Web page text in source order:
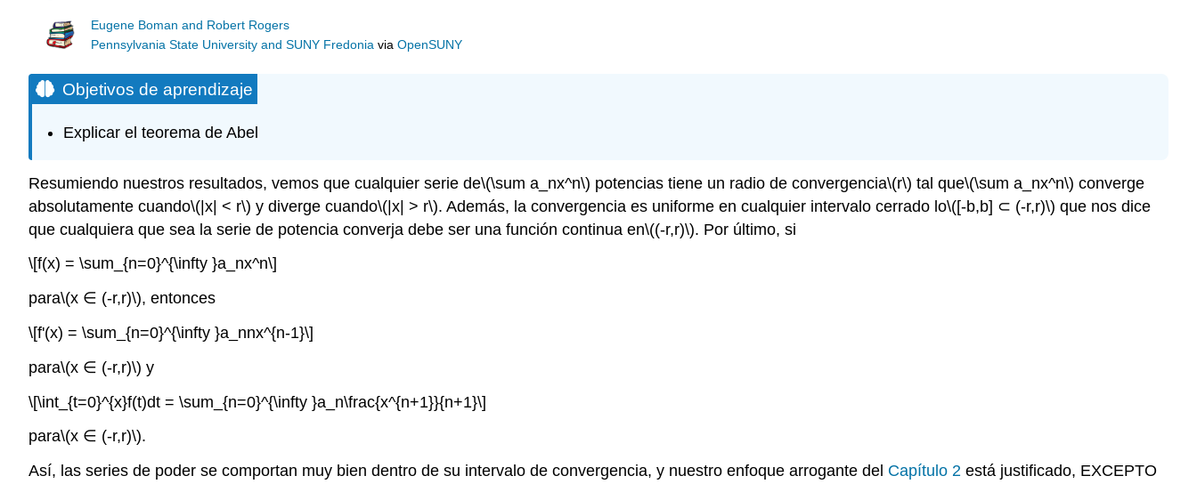
Eugene Boman and Robert Rogers
Pennsylvania State University and SUNY Fredonia viaOpenSUNY
Objetivos de aprendizaje
Explicar el teorema de Abel
Resumiendo nuestros resultados, vemos que cualquier serie de\(\sum a_nx^n\) potencias tiene un radio de convergencia\(r\) tal que\(\sum a_nx^n\) converge
absolutamente cuando\(|x| < r\) y diverge cuando\(|x| > r\). Además, la convergencia es uniforme en cualquier intervalo cerrado lo\([-b,b] ⊂ (-r,r)\) que nos dice
que cualquiera que sea la serie de potencia converja debe ser una función continua en\((-r,r)\). Por último, si
\[f(x) = \sum_{n=0}^{\infty }a_nx^n\]
para\(x ∈ (-r,r)\), entonces
\[f'(x) = \sum_{n=0}^{\infty }a_nnx^{n-1}\]
para\(x ∈ (-r,r)\) y
\[\int_{t=0}^{x}f(t)dt = \sum_{n=0}^{\infty }a_n\frac{x^{n+1}}{n+1}\]
para\(x ∈ (-r,r)\).
Así, las series de poder se comportan muy bien dentro de su intervalo de convergencia, y nuestro enfoque arrogante del Capítulo 2 está justificado, EXCEPTO